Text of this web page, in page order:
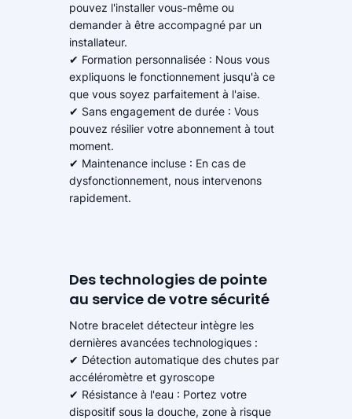
pouvez l'installer vous-même ou
demander à être accompagné par un
installateur.
✔ Formation personnalisée : Nous vous
expliquons le fonctionnement jusqu'à ce
que vous soyez parfaitement à l'aise.
✔ Sans engagement de durée : Vous
pouvez résilier votre abonnement à tout
moment.
✔ Maintenance incluse : En cas de
dysfonctionnement, nous intervenons
rapidement.
Des technologies de pointe
au service de votre sécurité
Notre bracelet détecteur intègre les
dernières avancées technologiques :
✔ Détection automatique des chutes par
accéléromètre et gyroscope
✔ Résistance à l'eau : Portez votre
dispositif sous la douche, zone à risque